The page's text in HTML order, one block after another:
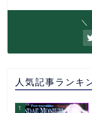
＼
人気記事ランキ
1